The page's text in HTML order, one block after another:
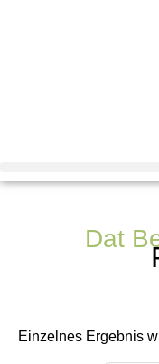
Dat
Einzelnes Ergebnis